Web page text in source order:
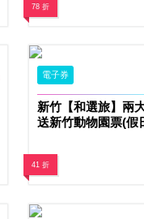
78 折
電子券
新竹【和選旅】兩
送新竹動物園票(假
41 折